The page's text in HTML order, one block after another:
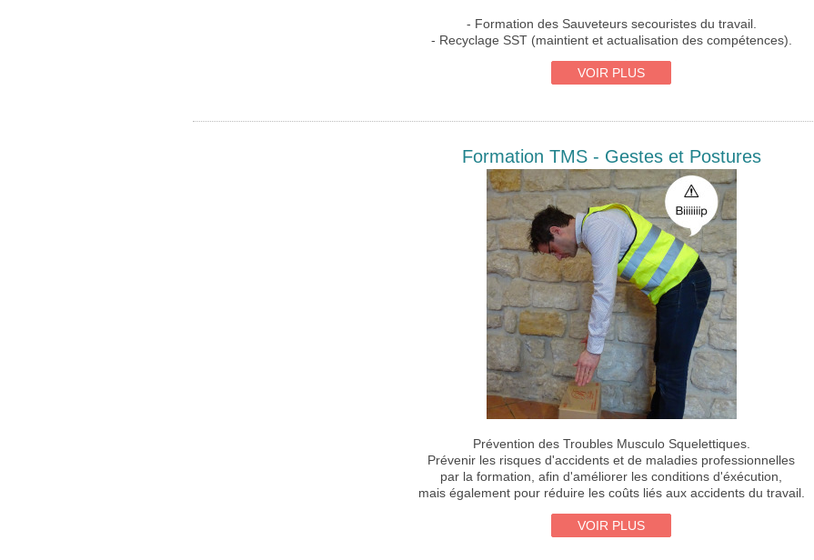
- Formation des Sauveteurs secouristes du travail.
- Recyclage SST (maintient et actualisation des compétences).
VOIR PLUS
Formation TMS - Gestes et Postures
Prévention des Troubles Musculo Squelettiques.
Prévenir les risques d'accidents et de maladies professionnelles
par la formation, afin d'améliorer les conditions d'éxécution,
mais également pour réduire les coûts liés aux accidents du travail.
VOIR PLUS